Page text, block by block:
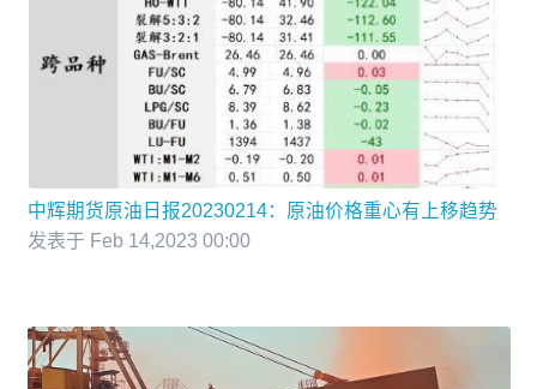
中辉期货原油日报20230214：原油价格重心有上移趋势
发表于 Feb 14,2023 00:00